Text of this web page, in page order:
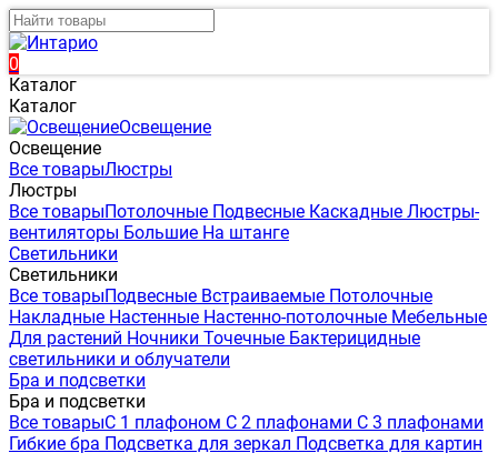
0
Каталог
Каталог
Освещение
Освещение
Все товарыЛюстры
Люстры
Все товарыПотолочные Подвесные Каскадные Люстры-
вентиляторы Большие На штанге
Светильники
Светильники
Все товарыПодвесные Встраиваемые Потолочные
Накладные Настенные Настенно-потолочные Мебельные
Для растений Ночники Точечные Бактерицидные
светильники и облучатели
Бра и подсветки
Бра и подсветки
Все товарыС 1 плафоном С 2 плафонами С 3 плафонами
Гибкие бра Подсветка для зеркал Подсветка для картин